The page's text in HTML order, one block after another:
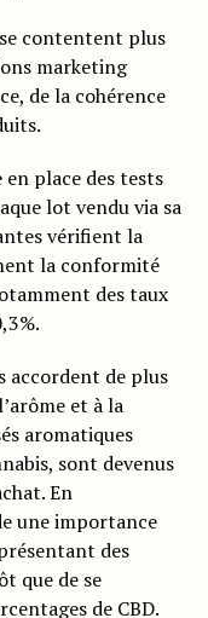
contentent plus
marketing
de la cohérence
place des tests
lot vendu via sa
vérifient la
la conformité
des taux
accordent de plus
et à la
aromatiques
sont devenus
En
une importance
des
que de se
de CBD.